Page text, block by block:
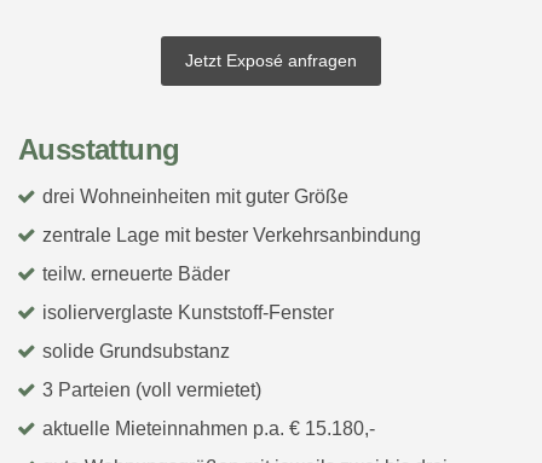
Jetzt Exposé anfragen
Ausstattung
drei Wohneinheiten mit guter Größe
zentrale Lage mit bester Verkehrsanbindung
teilw. erneuerte Bäder
isolierverglaste Kunststoff-Fenster
solide Grundsubstanz
3 Parteien (voll vermietet)
aktuelle Mieteinnahmen p.a. € 15.180,-